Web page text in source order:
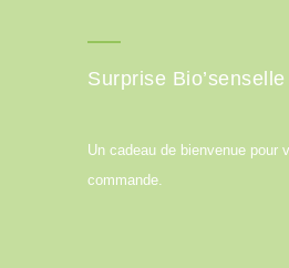
Surprise Bio’senselle
Un cadeau de bienvenue pour
commande.